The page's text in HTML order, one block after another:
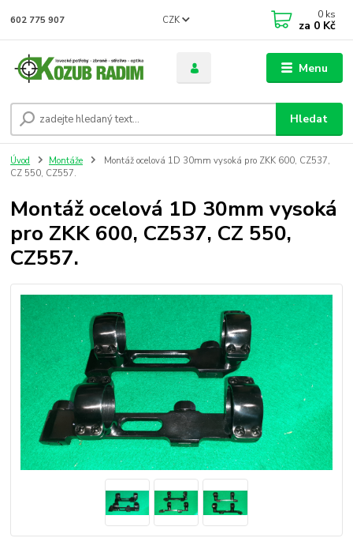
Menu
CZK
Hledat
602 775 907 0 ks
za 0 Kč
Úvod Montáže
Montáž ocelová 1D 30mm vysoká pro ZKK 600, CZ537,
CZ 550, CZ557.
Montáž ocelová 1D 30mm vysoká
pro ZKK 600, CZ537, CZ 550,
CZ557.